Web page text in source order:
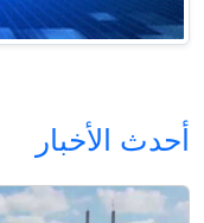
أحدث الأخبار